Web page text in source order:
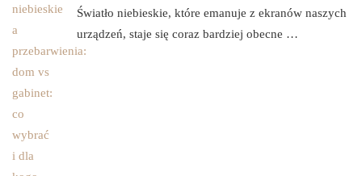
Światło niebieskie, które emanuje z ekranów naszych
urządzeń, staje się coraz bardziej obecne …